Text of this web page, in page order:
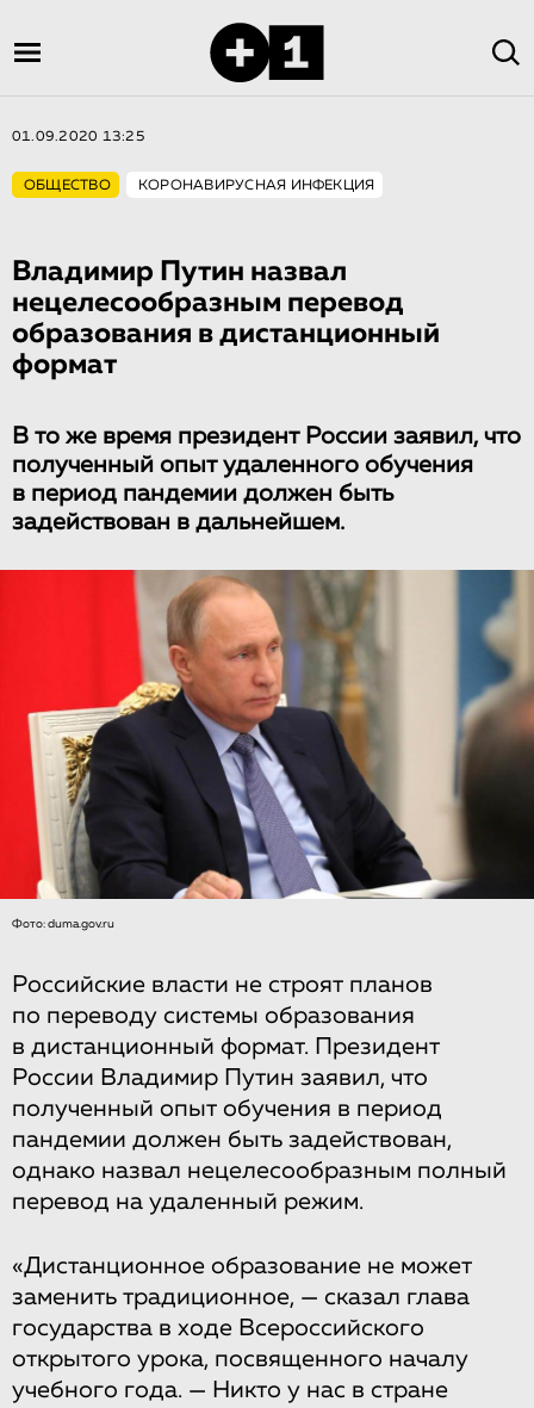
01.09.2020 13:25
ОБЩЕСТВО КОРОНАВИРУСНАЯ ИНФЕКЦИЯ
Владимир Путин назвал
нецелесообразным перевод
образования в дистанционный
формат
В то же время президент России заявил, что
полученный опыт удаленного обучения
в период пандемии должен быть
задействован в дальнейшем.
Фото: duma.gov.ru
Российские власти не строят планов
по переводу системы образования
в дистанционный формат. Президент
России Владимир Путин заявил, что
полученный опыт обучения в период
пандемии должен быть задействован,
однако назвал нецелесообразным полный
перевод на удаленный режим.
«Дистанционное образование не может
заменить традиционное, — сказал глава
государства в ходе Всероссийского
открытого урока, посвященного началу
учебного года. — Никто у нас в стране